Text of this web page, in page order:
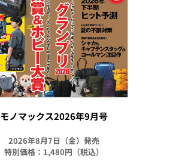
モノマックス2026年9月号
2026年8月7日（金）発売
特別価格：1,480円（税込）